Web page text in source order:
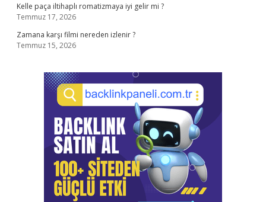
Kelle paça iltihaplı romatizmaya iyi gelir mi ?
Temmuz 17, 2026
Zamana karşı filmi nereden izlenir ?
Temmuz 15, 2026